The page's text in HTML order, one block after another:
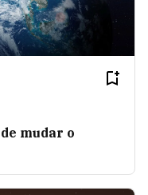
mudar o